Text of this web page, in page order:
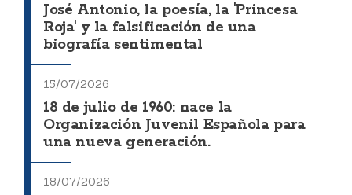
José Antonio, la poesía, la 'Princesa
Roja' y la falsificación de una
biografía sentimental
15/07/2026
18 de julio de 1960: nace la
Organización Juvenil Española para
una nueva generación.
18/07/2026